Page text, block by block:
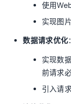
使用
实现图
数据请求优化：
实现数
前请求
引入请